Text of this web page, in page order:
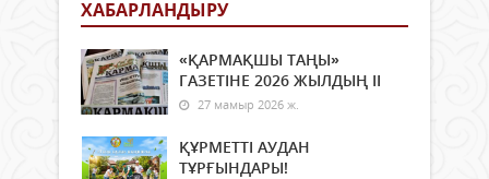
ХАБАРЛАНДЫРУ
«ҚАРМАҚШЫ ТАҢЫ»
ГАЗЕТІНЕ 2026 ЖЫЛДЫҢ ІI
27 мамыр 2026 ж.
ҚҰРМЕТТІ АУДАН
ТҰРҒЫНДАРЫ!